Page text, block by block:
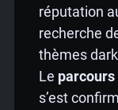
réputation
recherche
thèmes
Le
s’est